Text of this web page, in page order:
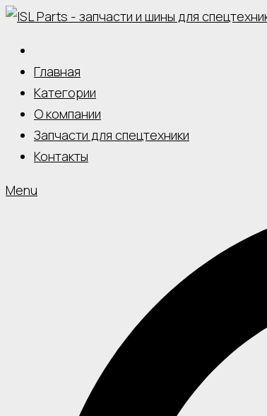
Skip
content
Главная
Категории
О компании
Запчасти для спецтехники
Контакты
Menu